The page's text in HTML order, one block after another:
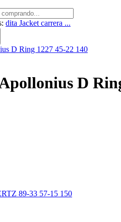
dita Jacket carrera ...
D
89-33 57-15 150